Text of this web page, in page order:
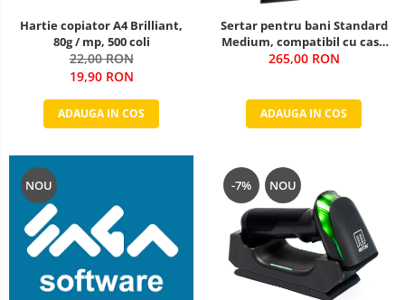
Hartie copiator A4 Brilliant,
80g / mp, 500 coli
22,00 RON
19,90 RON
ADAUGA IN COS
Sertar pentru bani Standard
Medium, compatibil cu case
de marcat, negru
265,00 RON
ADAUGA IN COS
NOU -7% NOU